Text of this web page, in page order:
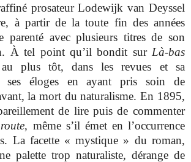
prosateur Lodewijk van Deyssel
à partir de la toute fin des années
parenté avec plusieurs titres de son
À tel point qu’il bondit sur Là-bas
plus tôt, dans les revues et sa
ses éloges en ayant pris soin de
la mort du naturalisme. En 1895,
de lire puis de commenter
, même s’il émet en l’occurrence
La facette « mystique » du roman,
palette trop naturaliste, dérange de